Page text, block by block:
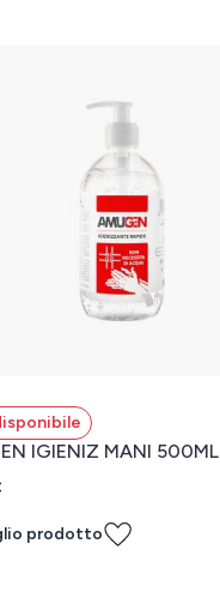
IGIENIZ MANI 500ML
prodotto